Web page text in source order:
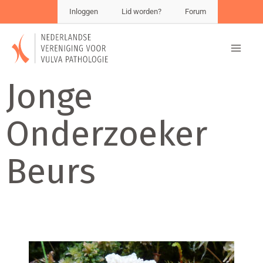
Inloggen Lid worden? Forum
Jonge
Onderzoeker
Beurs